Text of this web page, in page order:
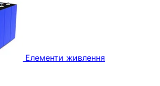
Елементи живлення